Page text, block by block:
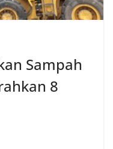
Sampah
8